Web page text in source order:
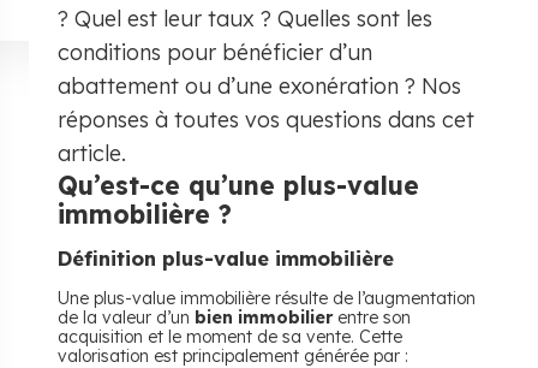
? Quel est leur taux ? Quelles sont les
conditions pour bénéficier d’un
abattement ou d’une exonération ? Nos
réponses à toutes vos questions dans cet
article.
Qu’est-ce qu’une plus-value
immobilière ?
Définition plus-value immobilière
Une plus-value immobilière résulte de l’augmentation
de la valeur d’un bien immobilierentre son
acquisition et le moment de sa vente. Cette
valorisation est principalement générée par :